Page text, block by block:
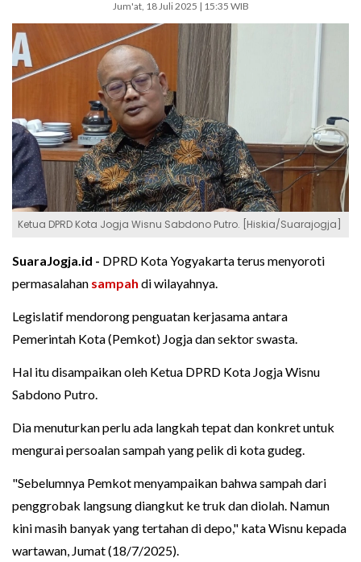
Jum'at, 18 Juli 2025 | 15:35 WIB
Ketua DPRD Kota Jogja Wisnu Sabdono Putro. [Hiskia/Suarajogja]
SuaraJogja.id - DPRD Kota Yogyakarta terus menyoroti
permasalahan sampah di wilayahnya.
Legislatif mendorong penguatan kerjasama antara
Pemerintah Kota (Pemkot) Jogja dan sektor swasta.
Hal itu disampaikan oleh Ketua DPRD Kota Jogja Wisnu
Sabdono Putro.
Dia menuturkan perlu ada langkah tepat dan konkret untuk
mengurai persoalan sampah yang pelik di kota gudeg.
"Sebelumnya Pemkot menyampaikan bahwa sampah dari
penggrobak langsung diangkut ke truk dan diolah. Namun
kini masih banyak yang tertahan di depo," kata Wisnu kepada
wartawan, Jumat (18/7/2025).